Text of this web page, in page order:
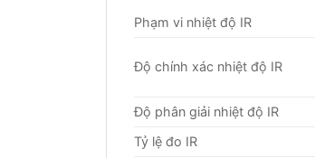
Phạm vi nhiệt độ IR
Độ chính xác nhiệt độ IR
Độ phân giải nhiệt độ IR
Tỷ lệ đo IR